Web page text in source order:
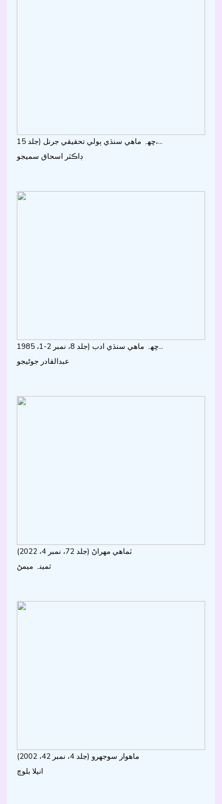
ڇھہ ماھي سنڌي ٻولي تحقيقي جرنل (جلد 15،...
ڊاڪٽر اسحاق سميجو
ڇھہ ماھي سنڌي ادب (جلد 8، نمبر 2-1، 1985...
عبدالقادر جوڻيجو
ٽماھي مھراڻ (جلد 72، نمبر 4، 2022)
ثمينہ ميمڻ
ماھوار سوجهرو (جلد 4، نمبر 42، 2002)
انيلا بلوچ